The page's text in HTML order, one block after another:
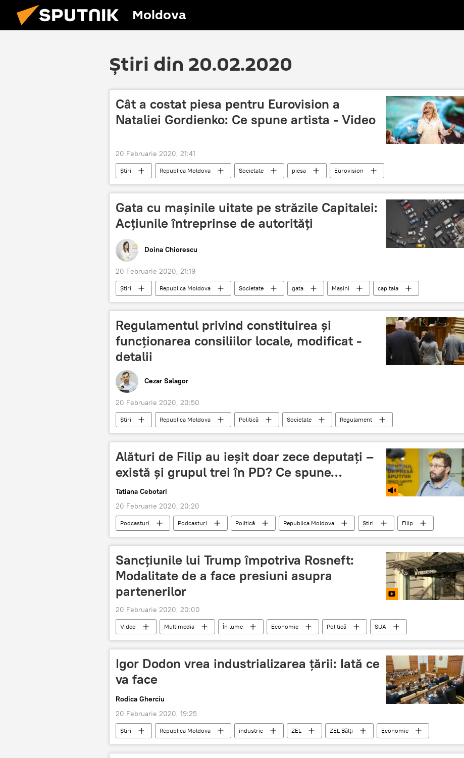
Moldova
Știri din 20.02.2020
Cât a costat piesa pentru Eurovision a
Nataliei Gordienko: Ce spune artista - Video
20 Februarie 2020, 21:41
Știri Republica Moldova Societate piesa
Eurovision
Natalia Gordinko
Cultură
Gata cu mașinile uitate pe străzile Capitalei:
Acțiunile întreprinse de autorități
Doina Chiorescu
20 Februarie 2020, 21:19
Știri Republica Moldova Societate gata Mașini capitala
Regulamentul privind constituirea și
funcționarea consiliilor locale, modificat -
detalii
Cezar Salagor
20 Februarie 2020, 20:50
Știri Republica Moldova Politică Societate
Regulament
Consilii locale
viceprimari
Alături de Filip au ieșit doar zece deputați –
există și grupul trei în PD? Ce spune…
Tatiana Cebotari
20 Februarie 2020, 20:20
Podcasturi Podcasturi Politică Republica Moldova Știri
Filip
deputați
PDM
Sancțiunile lui Trump împotriva Rosneft:
Modalitate de a face presiuni asupra
partenerilor
20 Februarie 2020, 20:00
Video Multimedia În lume Economie Politică
SUA
Venezuela
sancțiuni Rosneft
Igor Dodon vrea industrializarea țării: Iată ce
va face
Rodica Gherciu
20 Februarie 2020, 19:25
Știri Republica Moldova industrie ZEL ZEL Bălți
Economie
Societate